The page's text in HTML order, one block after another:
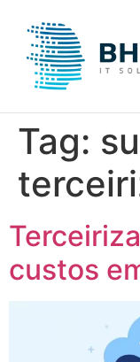
Tag:
custos